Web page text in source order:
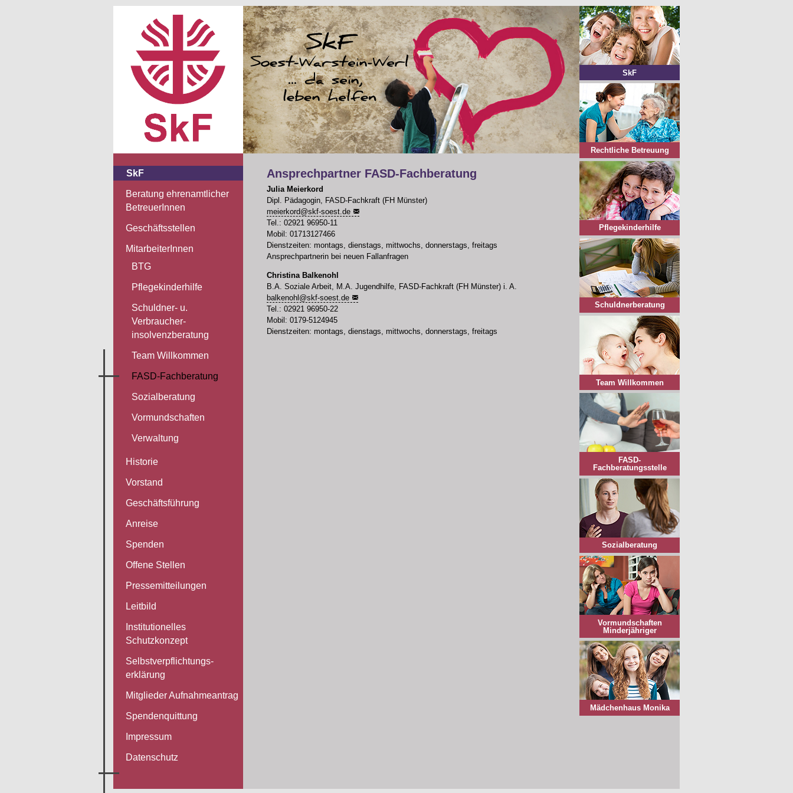
SkF
Beratung ehrenamtlicher
BetreuerInnen
Geschäftsstellen
MitarbeiterInnen
BTG
Pflegekinderhilfe
Schuldner- u.
Verbraucher-
insolvenzberatung
Team Willkommen
FASD-Fachberatung
Sozialberatung
Vormundschaften
Verwaltung
Historie
Vorstand
Geschäftsführung
Anreise
Spenden
Offene Stellen
Pressemitteilungen
Leitbild
Institutionelles
Schutzkonzept
Selbstverpflichtungs-
erklärung
Mitglieder Aufnahmeantrag
Spendenquittung
Impressum
Datenschutz
SkF
Rechtliche Betreuung
Pflegekinderhilfe
Schuldnerberatung
Team Willkommen
FASD-
Fachberatungsstelle
Sozialberatung
Vormundschaften
Minderjähriger
Mädchenhaus Monika
Ansprechpartner FASD-Fachberatung
Julia Meierkord
Dipl. Pädagogin, FASD-Fachkraft (FH Münster)
meierkord@skf-soest.de
Tel.: 02921 96950-11
Mobil: 01713127466
Dienstzeiten: montags, dienstags, mittwochs, donnerstags, freitags
Ansprechpartnerin bei neuen Fallanfragen
Christina Balkenohl
B.A. Soziale Arbeit, M.A. Jugendhilfe, FASD-Fachkraft (FH Münster) i. A.
balkenohl @skf-soest.de
Tel.: 02921 96950-22
Mobil: 0179-5124945
Dienstzeiten: montags, dienstags, mittwochs, donnerstags, freitags